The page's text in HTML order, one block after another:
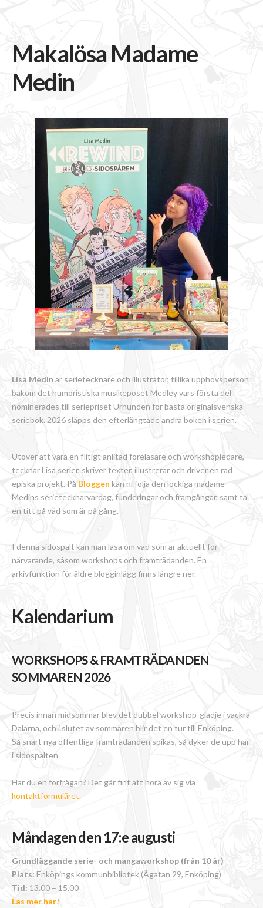
Makalösa Madame
Medin
Lisa Medin är serietecknare och illustratör, tillika upphovsperson
bakom det humoristiska musikeposet Medley vars första del
nominerades till seriepriset Urhunden för bästa originalsvenska
seriebok. 2026 släpps den efterlängtade andra boken i serien.
Utöver att vara en flitigt anlitad föreläsare och workshopledare,
tecknar Lisa serier, skriver texter, illustrerar och driver en rad
episka projekt. På Bloggen kan ni följa den lockiga madame
Medins serietecknarvardag, funderingar och framgångar, samt ta
en titt på vad som är på gång.
I denna sidospalt kan man läsa om vad som är aktuellt för
närvarande, såsom workshops och framträdanden. En
arkivfunktion för äldre blogginlägg finns längre ner.
Kalendarium
WORKSHOPS & FRAMTRÄDANDEN
SOMMAREN 2026
Precis innan midsommar blev det dubbel workshop-glädje i vackra
Dalarna, och i slutet av sommaren blir det en tur till Enköping.
Så snart nya offentliga framträdanden spikas, så dyker de upp här
i sidospalten.
Har du en förfrågan? Det går fint att höra av sig via
kontaktformuläret.
Måndagen den 17:e augusti
Grundläggande serie- och mangaworkshop (från 10 år)
Plats: Enköpings kommunbibliotek (Ågatan 29, Enköping)
Tid: 13.00 – 15.00
Läs mer här!